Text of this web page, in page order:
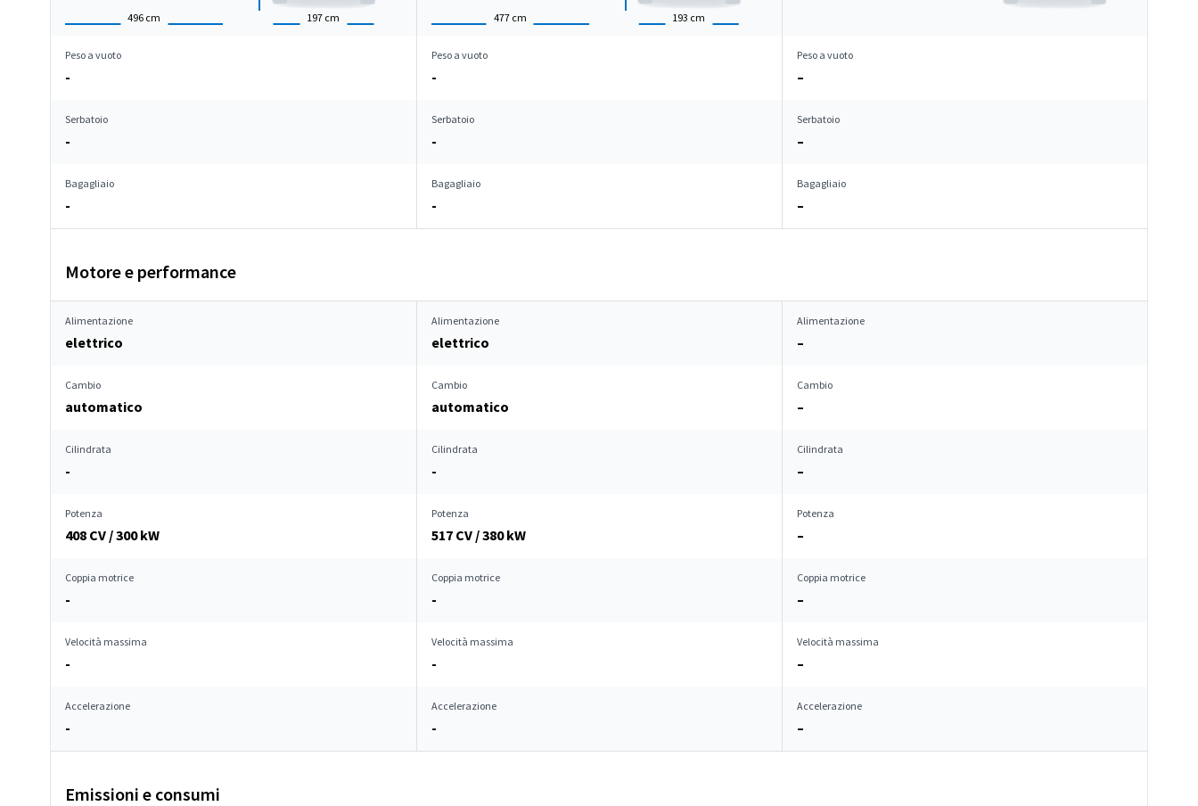
496 cm 197 cm 477 cm 193 cm
Peso a vuoto
-
Peso a vuoto
-
Peso a vuoto
–
Serbatoio
-
Serbatoio
-
Serbatoio
–
Bagagliaio
-
Bagagliaio
-
Bagagliaio
–
Motore e performance
Alimentazione
elettrico
Alimentazione
elettrico
Alimentazione
–
Cambio
automatico
Cambio
automatico
Cambio
–
Cilindrata
-
Cilindrata
-
Cilindrata
–
Potenza
408 CV / 300 kW
Potenza
517 CV / 380 kW
Potenza
–
Coppia motrice
-
Coppia motrice
-
Coppia motrice
–
Velocità massima
-
Velocità massima
-
Velocità massima
–
Accelerazione
-
Accelerazione
-
Accelerazione
–
Emissioni e consumi